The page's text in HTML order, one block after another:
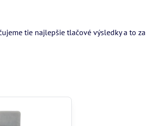
tie najlepšie tlačové výsledky a to za